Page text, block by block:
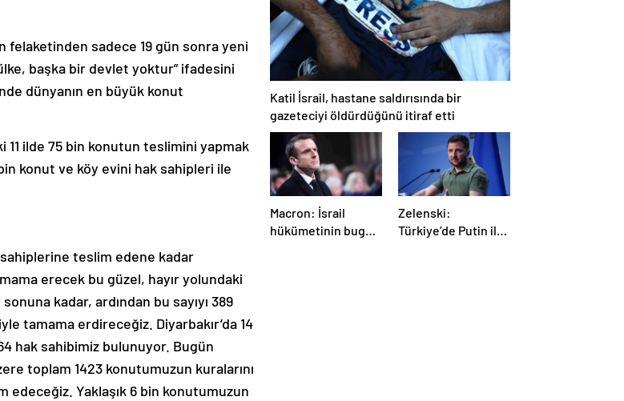
sadece 19 gün sonra yeni
başka bir devlet yoktur” ifadesini
dünyanın en büyük konut
ilde 75 bin konutun teslimini yapmak
konut ve köy evini hak sahipleri ile
sahiplerine teslim edene kadar
erecek bu güzel, hayır yolundaki
kadar, ardından bu sayıyı 389
tamama erdireceğiz. Diyarbakır’da 14
hak sahibimiz bulunuyor. Bugün
toplam 1423 konutumuzun kuralarını
edeceğiz. Yaklaşık 6 bin konutumuzun
Katil İsrail, hastane saldırısında bir
gazeteciyi öldürdüğünü itiraf etti
Macron: İsrail
hükümetinin bugün
Zelenski:
Türkiye’de Putin ile